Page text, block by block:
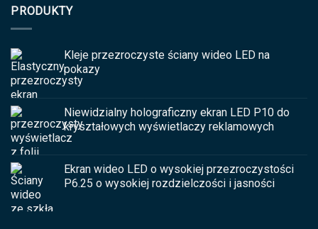
PRODUKTY
Kleje przezroczyste ściany wideo LED na
pokazy
Niewidzialny holograficzny ekran LED P10 do
kryształowych wyświetlaczy reklamowych
Ekran wideo LED o wysokiej przezroczystości
P6.25 o wysokiej rozdzielczości i jasności